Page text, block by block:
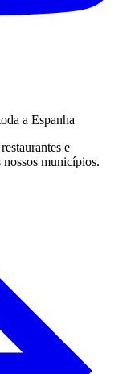
a Espanha
e
municípios.